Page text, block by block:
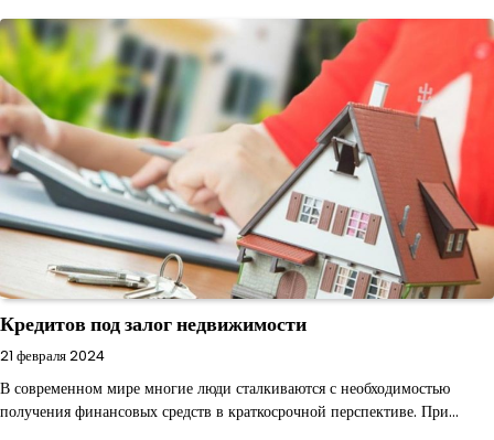
Кредитов под залог недвижимости
21 февраля 2024
В современном мире многие люди сталкиваются с необходимостью
получения финансовых средств в краткосрочной перспективе. При…